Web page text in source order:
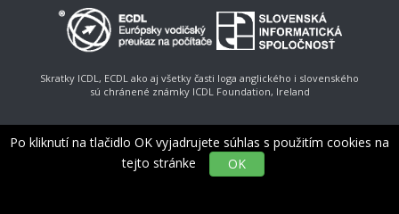
Po kliknutí na tlačidlo OK vyjadrujete súhlas s použitím cookies na
tejto stránke
OK
Skratky ICDL, ECDL ako aj všetky časti loga anglického i slovenského
sú chránené známky ICDL Foundation, Ireland
© Slovenská informatická spoločnosť, e-mail: